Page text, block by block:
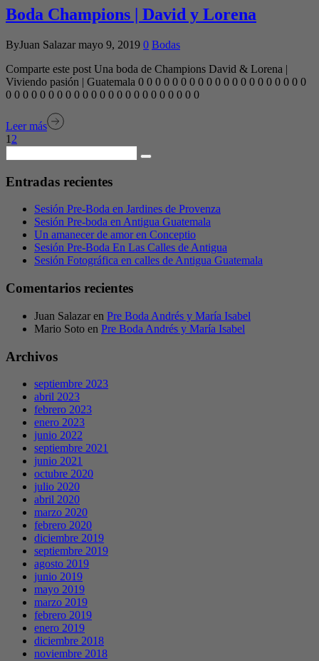
Boda Champions | David y Lorena
ByJuan Salazar mayo 9, 2019 0 Bodas
Comparte este post Una boda de Champions David & Lorena |
Viviendo pasión | Guatemala 0 0 0 0 0 0 0 0 0 0 0 0 0 0 0 0 0 0 0 0
0 0 0 0 0 0 0 0 0 0 0 0 0 0 0 0 0 0 0 0 0 0 0
Leer más
1 2
Entradas recientes
Sesión Pre-Boda en Jardines de Provenza
Sesión Pre-boda en Antigua Guatemala
Un amanecer de amor en Conceptio
Sesión Pre-Boda En Las Calles de Antigua
Sesión Fotográfica en calles de Antigua Guatemala
Comentarios recientes
Juan Salazar en Pre Boda Andrés y María Isabel
Mario Soto en Pre Boda Andrés y María Isabel
Archivos
septiembre 2023
abril 2023
febrero 2023
enero 2023
junio 2022
septiembre 2021
junio 2021
octubre 2020
julio 2020
abril 2020
marzo 2020
febrero 2020
diciembre 2019
septiembre 2019
agosto 2019
junio 2019
mayo 2019
marzo 2019
febrero 2019
enero 2019
diciembre 2018
noviembre 2018